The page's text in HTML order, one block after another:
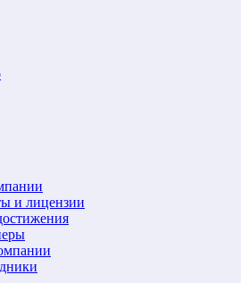
и лицензии